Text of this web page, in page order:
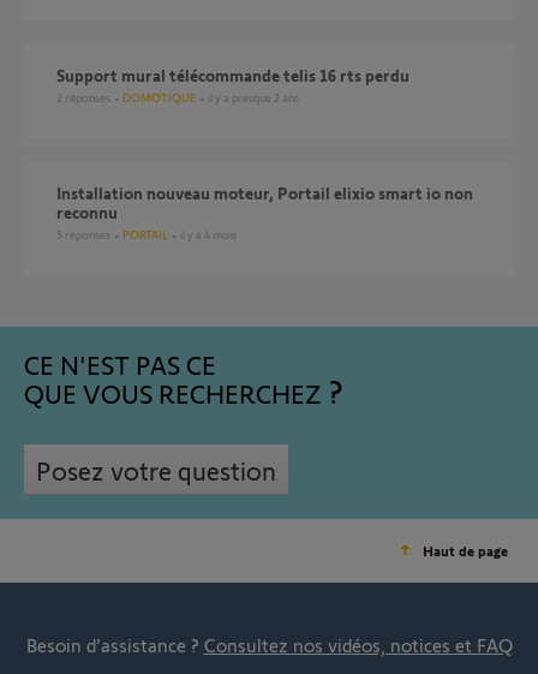
Support mural télécommande telis 16 rts perdu
2 réponses DOMOTIQUE il y a presque 2 ans
Installation nouveau moteur, Portail elixio smart io non
reconnu
5 réponses PORTAIL il y a 4 mois
CE N'EST PAS CE
QUE VOUS RECHERCHEZ
Posez votre question
Haut de page
Besoin d’assistance ? Consultez nos vidéos, notices et FAQ